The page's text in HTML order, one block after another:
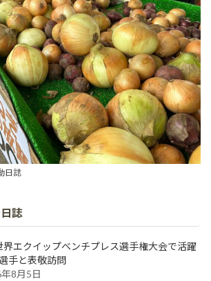
日誌
誌
界エクイップベンチプレス選手権大会で活躍
手と表敬訪問
8月5日